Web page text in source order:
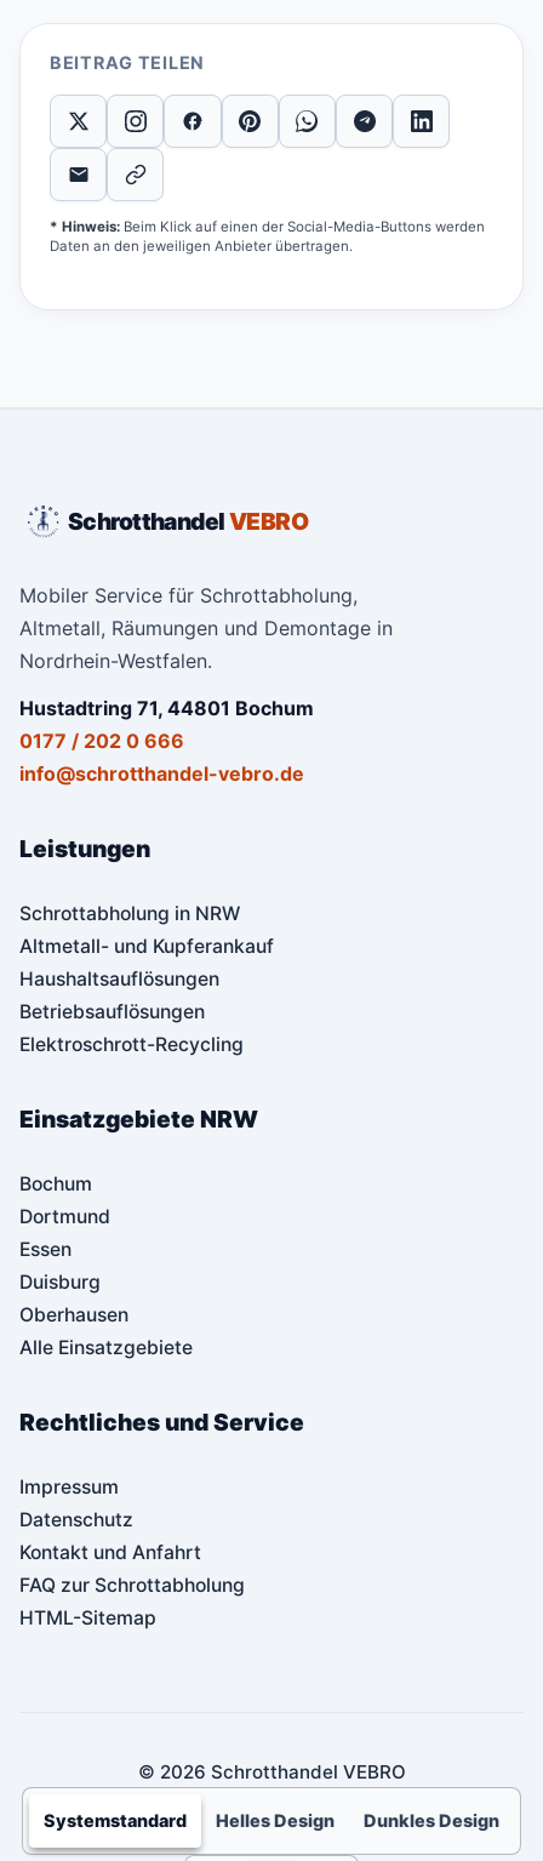
BEITRAG TEILEN
* Hinweis: Beim Klick auf einen der Social-Media-Buttons werden
Daten an den jeweiligen Anbieter übertragen.
SchrotthandelVEBRO
Mobiler Service für Schrottabholung,
Altmetall, Räumungen und Demontage in
Nordrhein-Westfalen.
Hustadtring 71, 44801 Bochum
0177 / 202 0 666
info@schrotthandel-vebro.de
Leistungen
Schrottabholung in NRW
Altmetall- und Kupferankauf
Haushaltsauflösungen
Betriebsauflösungen
Elektroschrott-Recycling
Einsatzgebiete NRW
Bochum
Dortmund
Essen
Duisburg
Oberhausen
Alle Einsatzgebiete
Rechtliches und Service
Impressum
Datenschutz
Kontakt und Anfahrt
FAQ zur Schrottabholung
HTML-Sitemap
© 2026 Schrotthandel VEBRO
Systemstandard Helles Design Dunkles Design